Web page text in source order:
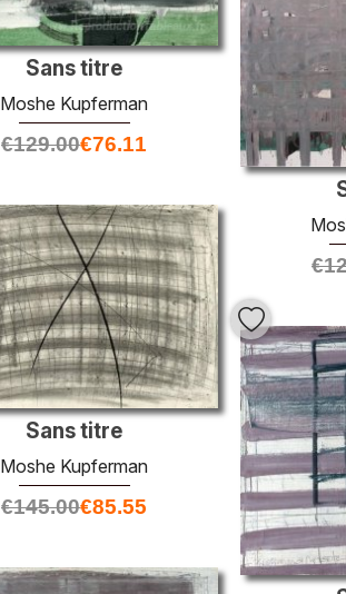
Sans titre
Moshe Kupferman
€129.00€76.11
€
Sans titre
Moshe Kupferman
€145.00€85.55